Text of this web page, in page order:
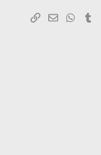
Pinterest
Tumblr
WhatsApp
البريد الإلكتروني
الرابط